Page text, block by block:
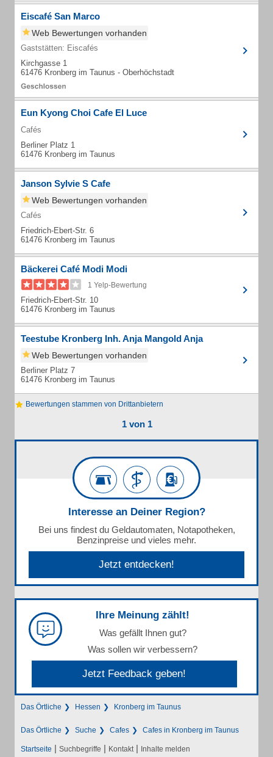
Eiscafé San Marco
Web Bewertungen vorhanden
Gaststätten: Eiscafés
Kirchgasse 1
61476 Kronberg im Taunus - Oberhöchstadt
Eun Kyong Choi Cafe El Luce
Cafés
Berliner Platz 1
61476 Kronberg im Taunus
Janson Sylvie S Cafe
Web Bewertungen vorhanden
Cafés
Friedrich-Ebert-Str. 6
61476 Kronberg im Taunus
Bäckerei Café Modi Modi
1 Yelp-Bewertung
Friedrich-Ebert-Str. 10
61476 Kronberg im Taunus
Teestube Kronberg Inh. Anja Mangold Anja
Web Bewertungen vorhanden
Berliner Platz 7
61476 Kronberg im Taunus
Bewertungen stammen von Drittanbietern
1 von 1
Interesse an Deiner Region?
Bei uns findest du Geldautomaten, Notapotheken,
Benzinpreise und vieles mehr.
Jetzt entdecken!
Ihre Meinung zählt!
Was gefällt Ihnen gut?
Was sollen wir verbessern?
Jetzt Feedback geben!
Das Örtliche Hessen Kronberg im Taunus
Das Örtliche Suche Cafes Cafes in Kronberg im Taunus
Startseite | Suchbegriffe | Kontakt | Inhalte melden